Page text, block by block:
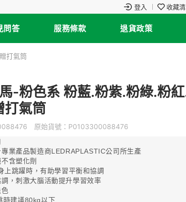
登入 收藏
問答 服務條款 退貨政策
打氣筒
-粉色系 粉藍.粉紫.粉綠.粉
打氣筒
原始貨號： P0103300088476
業產品製造商LEDRAPLASTIC公司所生產
含塑化劑
上跳躍時，有助學習平衡和協調
，刺激大腦活動提升學習效率
時建議80kg以下